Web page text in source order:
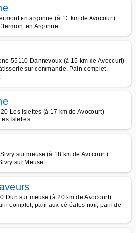
en argonne (à 13 km de Avocourt)
en Argonne
55110 Dannevoux (à 15 km de Avocourt)
sur commande, Pain complet,
Les islettes (à 17 km de Avocourt)
Islettes
sur meuse (à 18 km de Avocourt)
sur Meuse
Dun sur meuse (à 20 km de Avocourt)
complet, pain aux céréales noir, pain de